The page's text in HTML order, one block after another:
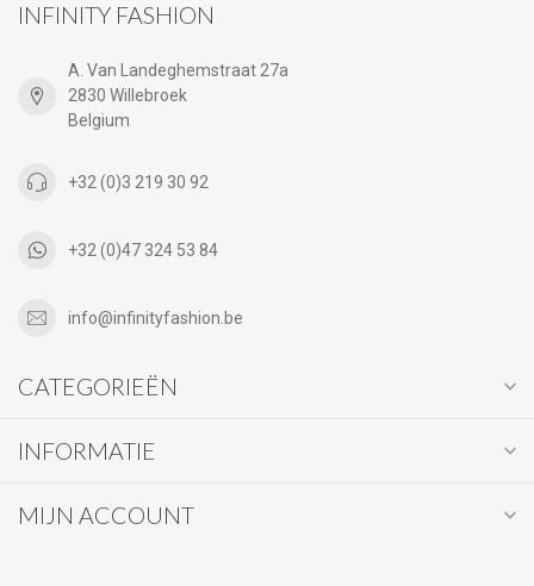
INFINITY FASHION
A. Van Landeghemstraat 27a
2830 Willebroek
Belgium
+32 (0)3 219 30 92
+32 (0)47 324 53 84
info@infinityfashion.be
CATEGORIEËN
INFORMATIE
MIJN ACCOUNT